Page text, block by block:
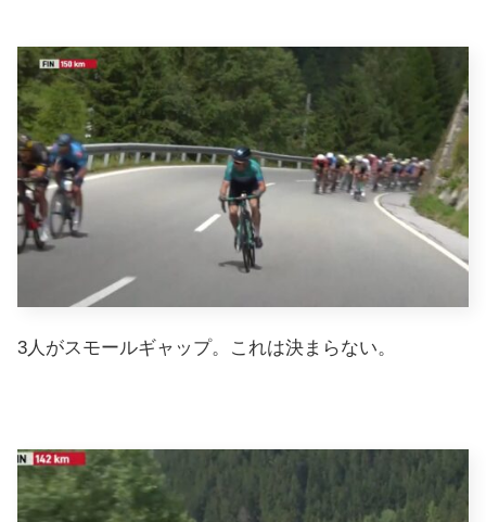
3人がスモールギャップ。これは決まらない。